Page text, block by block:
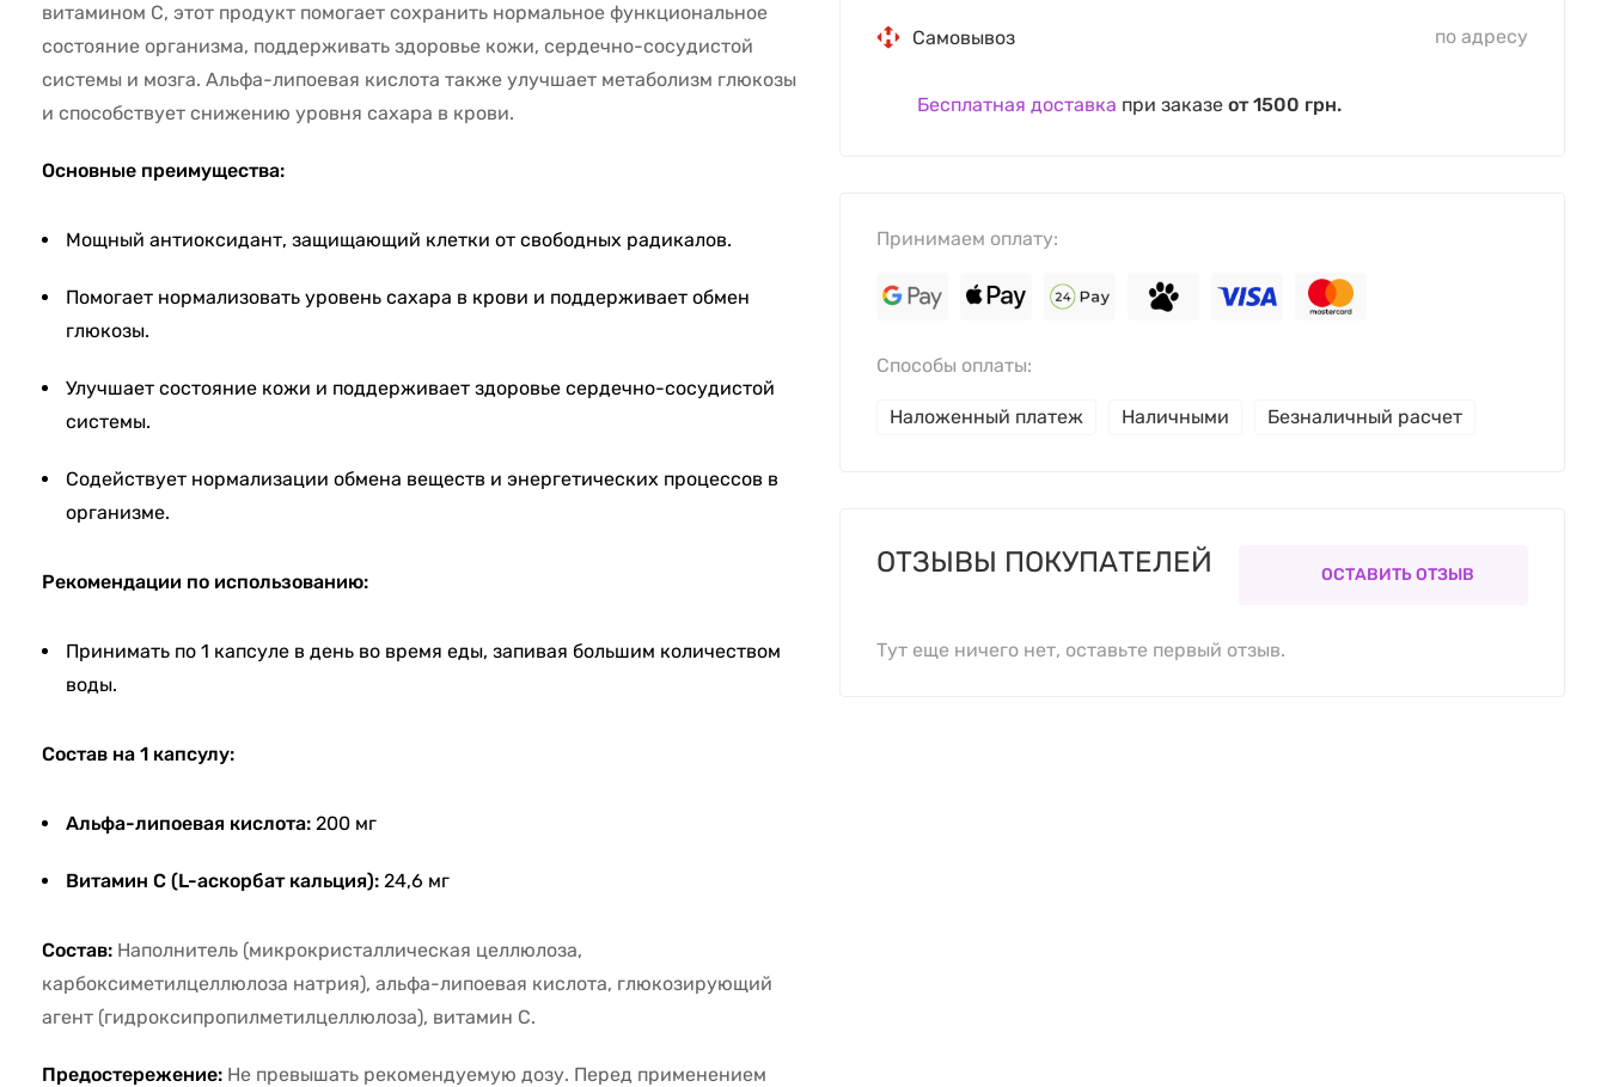
витамином C, этот продукт помогает сохранить нормальное функциональное
состояние организма, поддерживать здоровье кожи, сердечно-сосудистой
системы и мозга. Альфа-липоевая кислота также улучшает метаболизм глюкозы
и способствует снижению уровня сахара в крови.
Основные преимущества:
Мощный антиоксидант, защищающий клетки от свободных радикалов.
Помогает нормализовать уровень сахара в крови и поддерживает обмен
глюкозы.
Улучшает состояние кожи и поддерживает здоровье сердечно-сосудистой
системы.
Содействует нормализации обмена веществ и энергетических процессов в
организме.
Рекомендации по использованию:
Принимать по 1 капсуле в день во время еды, запивая большим количеством
воды.
Состав на 1 капсулу:
Альфа-липоевая кислота: 200 мг
Витамин C (L-аскорбат кальция): 24,6 мг
Состав: Наполнитель (микрокристаллическая целлюлоза,
карбоксиметилцеллюлоза натрия), альфа-липоевая кислота, глюкозирующий
агент (гидроксипропилметилцеллюлоза), витамин C.
Предостережение: Не превышать рекомендуемую дозу. Перед применением
Самовывоз по адресу
Бесплатная доставка при заказе от 1500 грн.
Принимаем оплату:
Способы оплаты:
Наложенный платеж Наличными Безналичный расчет
ОТЗЫВЫ ПОКУПАТЕЛЕЙ ОСТАВИТЬ ОТЗЫВ
Тут еще ничего нет, оставьте первый отзыв.